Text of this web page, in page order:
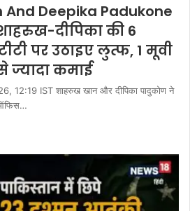
And Deepika Padukone
दीपिका की 6
पर उठाइए लुत्फ, 1 मूवी
ज्यादा कमाई
IST शाहरुख खान और दीपिका पादुकोण ने